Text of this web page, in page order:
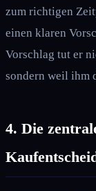
zum richtigen
einen klaren
Vorschlag tut er
sondern weil ihm
4. Die